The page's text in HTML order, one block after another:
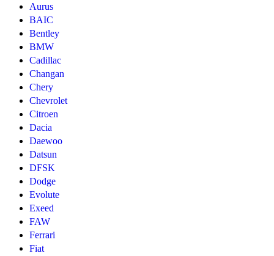
Aurus
BAIC
Bentley
BMW
Cadillac
Changan
Chery
Chevrolet
Citroen
Dacia
Daewoo
Datsun
DFSK
Dodge
Evolute
Exeed
FAW
Ferrari
Fiat